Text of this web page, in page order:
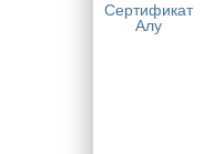
Сертификат
Алу